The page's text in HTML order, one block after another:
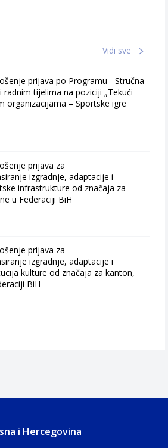
Vidi sve
prijava po Programu - Stručna
radnim tijelima na poziciji „Tekući
organizacijama – Sportske igre
prijava za
izgradnje, adaptacije i
infrastrukture od značaja za
u Federaciji BiH
prijava za
izgradnje, adaptacije i
kulture od značaja za kanton,
BiH
i Hercegovina